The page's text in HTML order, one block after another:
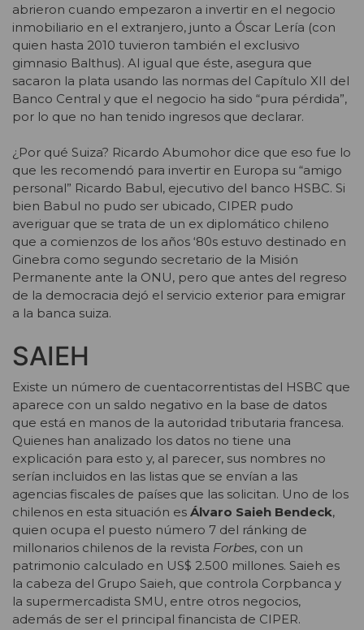
abrieron cuando empezaron a invertir en el negocio
inmobiliario en el extranjero, junto a Óscar Lería (con
quien hasta 2010 tuvieron también el exclusivo
gimnasio Balthus). Al igual que éste, asegura que
sacaron la plata usando las normas del Capítulo XII del
Banco Central y que el negocio ha sido “pura pérdida”,
por lo que no han tenido ingresos que declarar.
¿Por qué Suiza? Ricardo Abumohor dice que eso fue lo
que les recomendó para invertir en Europa su “amigo
personal” Ricardo Babul, ejecutivo del banco HSBC. Si
bien Babul no pudo ser ubicado, CIPER pudo
averiguar que se trata de un ex diplomático chileno
que a comienzos de los años ‘80s estuvo destinado en
Ginebra como segundo secretario de la Misión
Permanente ante la ONU, pero que antes del regreso
de la democracia dejó el servicio exterior para emigrar
a la banca suiza.
SAIEH
Existe un número de cuentacorrentistas del HSBC que
aparece con un saldo negativo en la base de datos
que está en manos de la autoridad tributaria francesa.
Quienes han analizado los datos no tiene una
explicación para esto y, al parecer, sus nombres no
serían incluidos en las listas que se envían a las
agencias fiscales de países que las solicitan. Uno de los
chilenos en esta situación es Álvaro Saieh Bendeck,
quien ocupa el puesto número 7 del ránking de
millonarios chilenos de la revista Forbes, con un
patrimonio calculado en US$ 2.500 millones. Saieh es
la cabeza del Grupo Saieh, que controla Corpbanca y
la supermercadista SMU, entre otros negocios,
además de ser el principal financista de CIPER.